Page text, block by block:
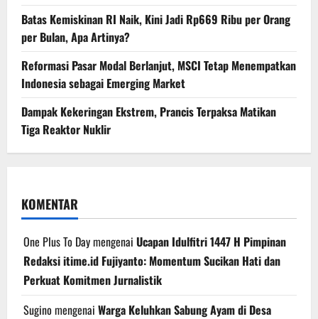
Batas Kemiskinan RI Naik, Kini Jadi Rp669 Ribu per Orang
per Bulan, Apa Artinya?
Reformasi Pasar Modal Berlanjut, MSCI Tetap Menempatkan
Indonesia sebagai Emerging Market
Dampak Kekeringan Ekstrem, Prancis Terpaksa Matikan
Tiga Reaktor Nuklir
KOMENTAR
One Plus To Daymengenai Ucapan Idulfitri 1447 H Pimpinan
Redaksi itime.id Fujiyanto: Momentum Sucikan Hati dan
Perkuat Komitmen Jurnalistik
Sugino mengenai Warga Keluhkan Sabung Ayam di Desa